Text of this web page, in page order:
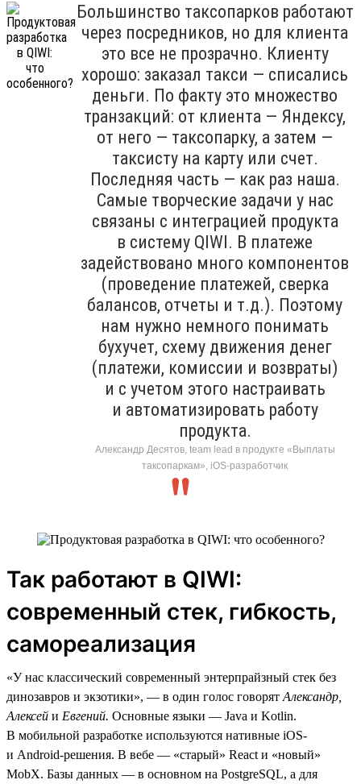
Большинство таксопарков работают
через посредников, но для клиента
это все не прозрачно. Клиенту
хорошо: заказал такси — списались
деньги. По факту это множество
транзакций: от клиента — Яндексу,
от него — таксопарку, а затем —
таксисту на карту или счет.
Последняя часть — как раз наша.
Самые творческие задачи у нас
связаны с интеграцией продукта
в систему QIWI. В платеже
задействовано много компонентов
(проведение платежей, сверка
балансов, отчеты и т.д.). Поэтому
нам нужно немного понимать
бухучет, схему движения денег
(платежи, комиссии и возвраты)
и с учетом этого настраивать
и автоматизировать работу
продукта.
Александр Десятов, team lead в продукте «Выплаты
таксопаркам», iOS-разработчик
Так работают в QIWI:
современный стек, гибкость,
самореализация
«У нас классический современный энтерпрайзный стек без
динозавров и экзотики», — в один голос говорят Александр,
Алексей и Евгений. Основные языки — Java и Kotlin.
В мобильной разработке используются нативные iOS-
и Android-решения. В вебе — «старый» React и «новый»
MobX. Базы данных — в основном на PostgreSQL, а для